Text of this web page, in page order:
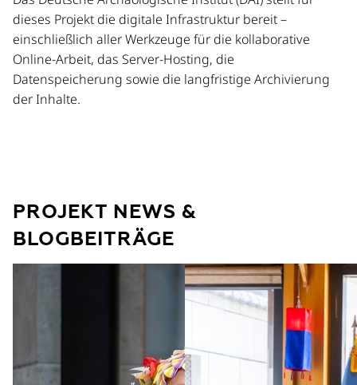
dieses Projekt die digitale Infrastruktur bereit –
einschließlich aller Werkzeuge für die kollaborative
Online-Arbeit, das Server-Hosting, die
Datenspeicherung sowie die langfristige Archivierung
der Inhalte.
PROJEKT NEWS &
BLOGBEITRÄGE